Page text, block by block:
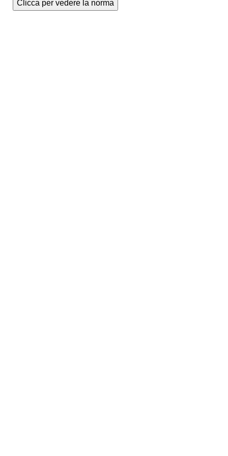
Clicca per vedere la norma